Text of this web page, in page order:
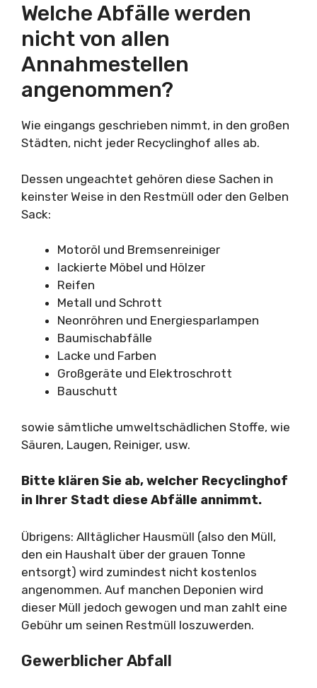
Welche Abfälle werden
nicht von allen
Annahmestellen
angenommen?
Wie eingangs geschrieben nimmt, in den großen
Städten, nicht jeder Recyclinghof alles ab.
Dessen ungeachtet gehören diese Sachen in
keinster Weise in den Restmüll oder den Gelben
Sack:
Motoröl und Bremsenreiniger
lackierte Möbel und Hölzer
Reifen
Metall und Schrott
Neonröhren und Energiesparlampen
Baumischabfälle
Lacke und Farben
Großgeräte und Elektroschrott
Bauschutt
sowie sämtliche umweltschädlichen Stoffe, wie
Säuren, Laugen, Reiniger, usw.
Bitte klären Sie ab, welcher Recyclinghof
in Ihrer Stadt diese Abfälle annimmt.
Übrigens: Alltäglicher Hausmüll (also den Müll,
den ein Haushalt über der grauen Tonne
entsorgt) wird zumindest nicht kostenlos
angenommen. Auf manchen Deponien wird
dieser Müll jedoch gewogen und man zahlt eine
Gebühr um seinen Restmüll loszuwerden.
Gewerblicher Abfall